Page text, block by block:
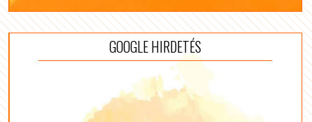
GOOGLE HIRDETÉS